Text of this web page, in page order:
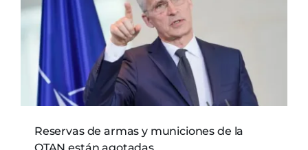
Reservas de armas y municiones de la